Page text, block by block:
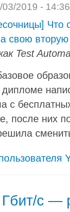
03/2019 -
Что
свою
Test
с
после них
с —